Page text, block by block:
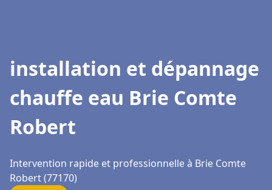
installation et dépannage
chauffe eau Brie Comte
Robert
Intervention rapide et professionnelle à Brie Comte
Robert (77170)